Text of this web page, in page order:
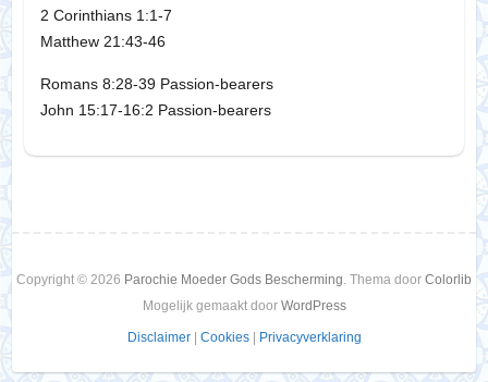
2 Corinthians 1:1-7
Matthew 21:43-46
Romans 8:28-39 Passion-bearers
John 15:17-16:2 Passion-bearers
Copyright © 2026 Parochie Moeder Gods Bescherming. Thema door Colorlib
Mogelijk gemaakt door WordPress
Disclaimer| Cookies| Privacyverklaring